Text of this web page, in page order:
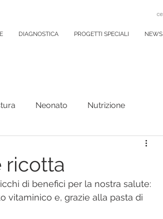
DIAGNOSTICA PROGETTI SPECIALI NEWS
Neonato Nutrizione
ricotta
di benefici per la nostra salute:
vitaminico e, grazie alla pasta di